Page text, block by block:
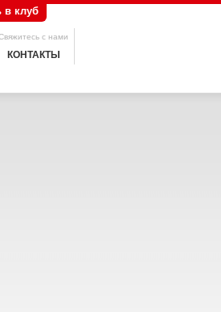
с нами
КОНТАКТЫ
в клуб